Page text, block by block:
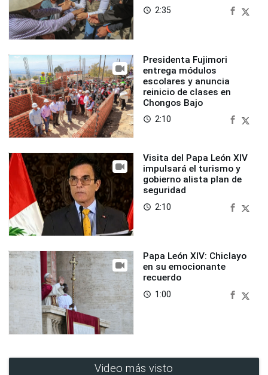
access_time 2:35
Presidenta Fujimori
entrega módulos
escolares y anuncia
reinicio de clases en
Chongos Bajo
access_time 2:10
Visita del Papa León XIV
impulsará el turismo y
gobierno alista plan de
seguridad
access_time 2:10
Papa León XIV: Chiclayo
en su emocionante
recuerdo
access_time 1:00
Video más visto